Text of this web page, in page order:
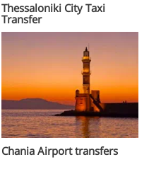
Thessaloniki City Taxi
Transfer
Chania Airport transfers